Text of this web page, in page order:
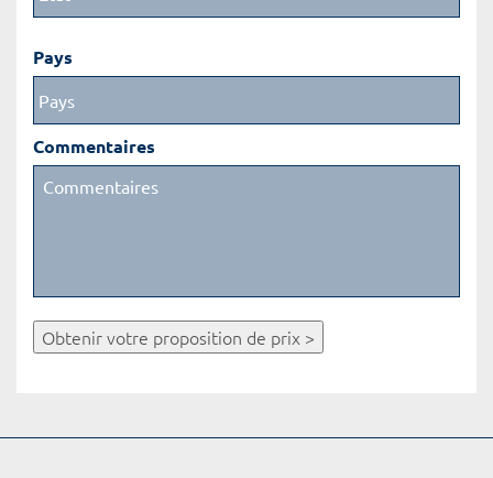
Pays
Commentaires
Obtenir votre proposition de prix >